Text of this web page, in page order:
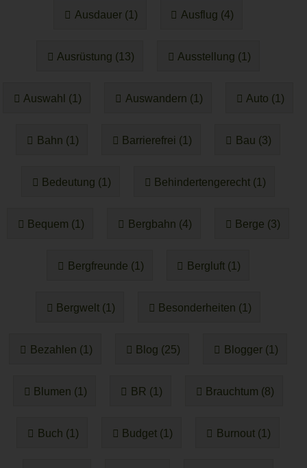
Ausdauer (1) Ausflug (4)
Ausrüstung (13) Ausstellung (1)
Auswahl (1) Auswandern (1) Auto (1)
Bahn (1) Barrierefrei (1) Bau (3)
Bedeutung (1) Behindertengerecht (1)
Bequem (1) Bergbahn (4) Berge (3)
Bergfreunde (1) Bergluft (1)
Bergwelt (1) Besonderheiten (1)
Bezahlen (1) Blog (25) Blogger (1)
Blumen (1) BR (1) Brauchtum (8)
Buch (1) Budget (1) Burnout (1)